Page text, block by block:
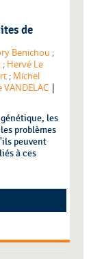
de
Benichou ;
; Hervé Le
; Michel
VANDELAC |
les
problèmes
peuvent
à ces